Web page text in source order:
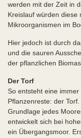
werden mit der Zeit in
Kreislauf würden diese
Mikroorganismen im
Hier jedoch ist durch
und die sauren
der pflanzlichen
Der Torf
So entsteht eine
Pflanzenreste: der
Grundlage jedes
entwickelt sich bei
ein Übergangsmoor.